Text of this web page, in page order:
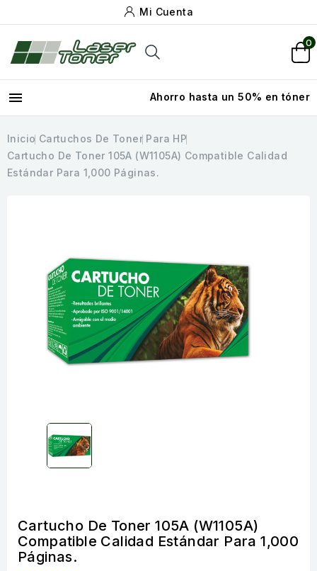
Mi Cuenta
0
 Ahorro hasta un 50% en tóner
Inicio Cartuchos De Toner Para HP
Cartucho De Toner 105A (W1105A) Compatible Calidad
Estándar Para 1,000 Páginas.
Cartucho De Toner 105A (W1105A)
Compatible Calidad Estándar Para 1,000
Páginas.